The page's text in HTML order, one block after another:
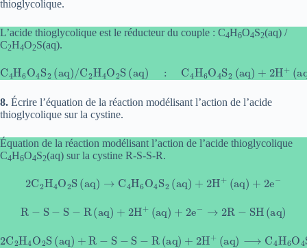
thioglycolique.
L’acide thioglycolique est le réducteur du couple : C4H6O4S2(aq) /
C2H4O2S(aq).
C4 H 6O S 2(aq) C2 H 4 2 C4 H6 O4 S2 (aq)+ 2 H+
(aq)+ 2e − 2 O2 S(aq)
8. Écrire l’équation de la réaction modélisant l’action de l’acide
thioglycolique sur la cystine.
Équation de la réaction modélisant l’action de l’acide thioglycolique
C4H6O4S2(aq) sur la cystine R-S-S-R.
2 C2 H4 O 2 (aq) →C 4H 6O 4 2 (aq) + 2H+(aq) + 2 −
−S −R (aq) + 2H+(aq) + 2e −→ R −SH (aq)
C 2 H4 2S (aq) R− S S− R (aq)+2 +
(aq) ⟶ 4 O S2 (aq) + 2 R−SH (aq)